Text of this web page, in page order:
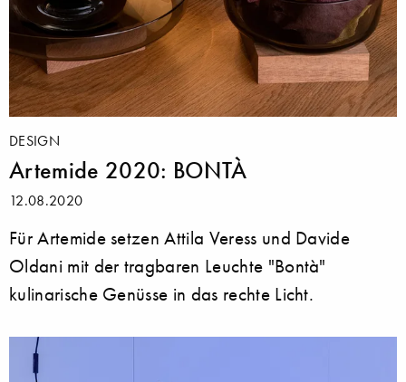
DESIGN
Artemide 2020: BONTÀ
12.08.2020
Für Artemide setzen Attila Veress und Davide
Oldani mit der tragbaren Leuchte "Bontà"
kulinarische Genüsse in das rechte Licht.